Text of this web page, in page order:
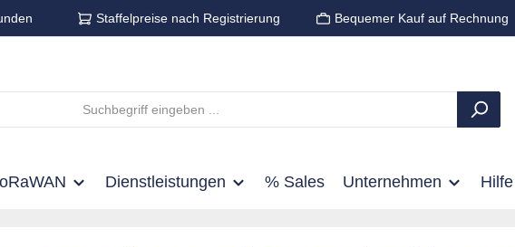
Staffelpreise nach Registrierung Bequemer Kauf auf Rechnung
Dienstleistungen % Sales Unternehmen Hilfe